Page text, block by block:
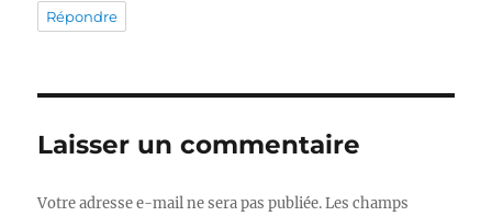
Répondre
Laisser un commentaire
Votre adresse e-mail ne sera pas publiée. Les champs